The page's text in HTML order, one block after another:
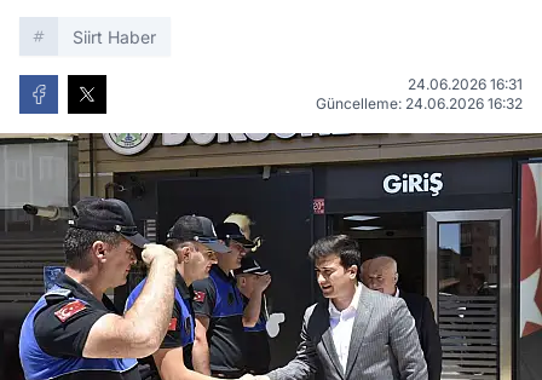
Siirt Haber
24.06.2026 16:31
Güncelleme: 24.06.2026 16:32